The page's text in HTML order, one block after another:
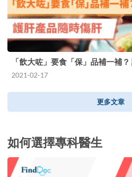
「飲大咗」要食「保」品補一補
2021-02-17
更多文章
如何選擇專科醫生